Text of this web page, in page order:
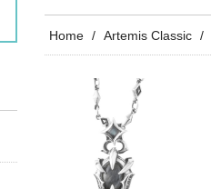
Home Artemis Classic